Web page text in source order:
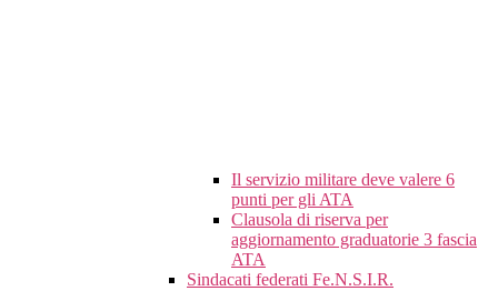
Il servizio militare deve valere 6
punti per gli ATA
Clausola di riserva per
aggiornamento graduatorie 3 fascia
ATA
Sindacati federati Fe.N.S.I.R.